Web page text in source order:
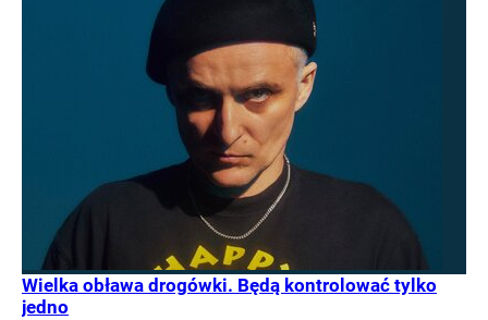
Wielka obława drogówki. Będą kontrolować tylko
jedno